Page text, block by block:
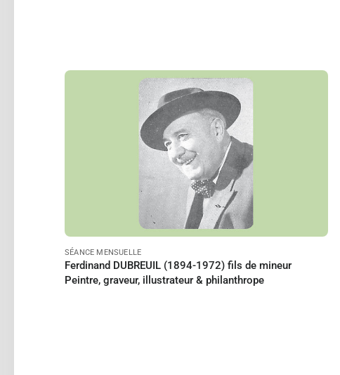
BOIRON Michelle
Le 18/10/2026 à 15:00
Lire
SÉANCE MENSUELLE
Ferdinand DUBREUIL (1894-1972) fils de mineur
Peintre, graveur, illustrateur & philanthrope